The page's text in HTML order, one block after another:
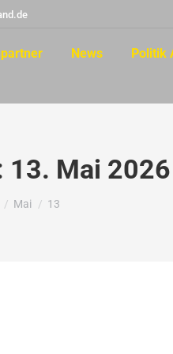
News Politik
13. Mai 2026
sich hier:
Mai 13